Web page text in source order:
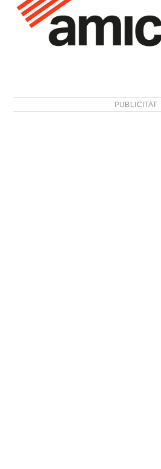
PUBLICITAT